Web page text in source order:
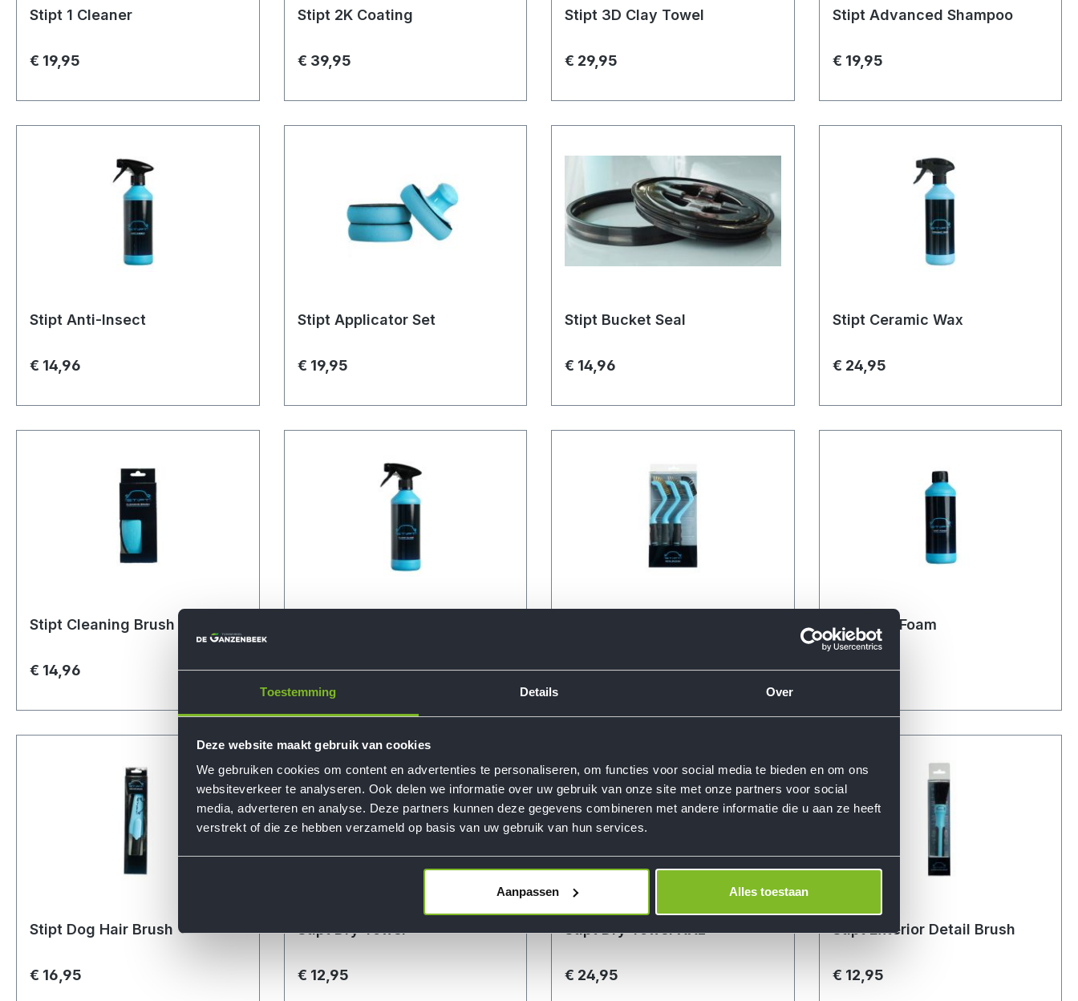
Toestemming Details Over
Deze website maakt gebruik van cookies
We gebruiken cookies om content en advertenties te personaliseren, om functies voor social media te bieden en om ons
websiteverkeer te analyseren. Ook delen we informatie over uw gebruik van onze site met onze partners voor social
media, adverteren en analyse. Deze partners kunnen deze gegevens combineren met andere informatie die u aan ze heeft
verstrekt of die ze hebben verzameld op basis van uw gebruik van hun services.
Aanpassen Alles toestaan
Stipt 1 Cleaner
€ 19,95
Stipt 2K Coating
€ 39,95
Stipt 3D Clay Towel
€ 29,95
Stipt Advanced Shampoo
€ 19,95
Stipt Anti-Insect
€ 14,96
Stipt Applicator Set
€ 19,95
Stipt Bucket Seal
€ 14,96
Stipt Ceramic Wax
€ 24,95
Stipt Cleaning Brush
€ 14,96 € 14,96 € 17,94
Stipt Dirt Foam
€ 19,95
Stipt Dog Hair Brush
€ 16,95
Stipt Dry Towel
€ 12,95
Stipt Dry Towel XXL
€ 24,95
Stipt Exterior Detail Brush
€ 12,95